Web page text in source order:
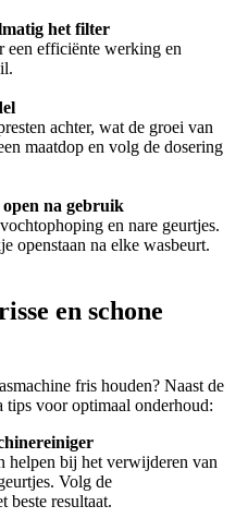
het filter
een efficiënte werking en
achter, wat de groei van
maatdop en volg de dosering
na gebruik
en nare geurtjes.
openstaan na elke wasbeurt.
en schone
fris houden? Naast de
tips voor optimaal onderhoud:
helpen bij het verwijderen van
Volg de
beste resultaat.